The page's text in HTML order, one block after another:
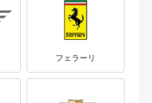
フェラーリ